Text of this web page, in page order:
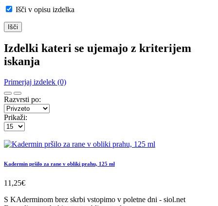
Išči v opisu izdelka
Izdelki kateri se ujemajo z kriterijem
iskanja
Primerjaj izdelek (0)
Razvrsti po:
Prikaži:
Kadermin pršilo za rane v obliki prahu, 125 ml
11,25€
S KAderminom brez skrbi vstopimo v poletne dni - siol.net